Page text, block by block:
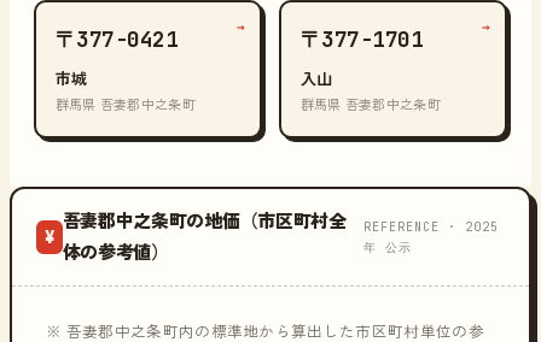
〒377-0421
市城
群馬県 吾妻郡中之条町
→ 〒377-1701
入山
群馬県 吾妻郡中之条町
→
¥
吾妻郡中之条町の地価（市区町村全
体の参考値）
REFERENCE · 2025
年 公示
※ 吾妻郡中之条町内の標準地から算出した市区町村単位の参